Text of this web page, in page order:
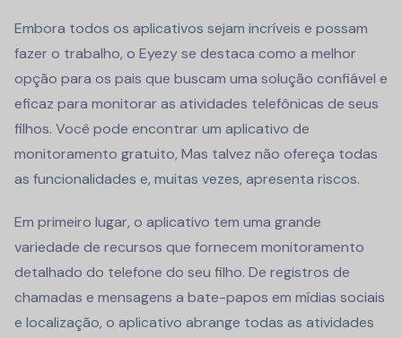
Embora todos os aplicativos sejam incríveis e possam
fazer o trabalho, o Eyezy se destaca como a melhor
opção para os pais que buscam uma solução confiável e
eficaz para monitorar as atividades telefônicas de seus
filhos. Você pode encontrar um aplicativo de
monitoramento gratuito, Mas talvez não ofereça todas
as funcionalidades e, muitas vezes, apresenta riscos.
Em primeiro lugar, o aplicativo tem uma grande
variedade de recursos que fornecem monitoramento
detalhado do telefone do seu filho. De registros de
chamadas e mensagens a bate-papos em mídias sociais
e localização, o aplicativo abrange todas as atividades